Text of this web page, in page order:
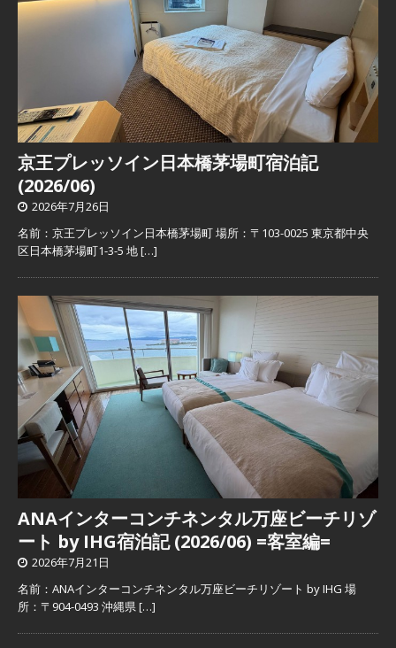
京王プレッソイン日本橋茅場町宿泊記
(2026/06)
2026年7月26日
名前：京王プレッソイン日本橋茅場町 場所：〒103-0025 東京都中央
区日本橋茅場町1-3-5 地[…]
ANAインターコンチネンタル万座ビーチリゾ
ート by IHG宿泊記 (2026/06) =客室編=
2026年7月21日
名前：ANAインターコンチネンタル万座ビーチリゾート by IHG 場
所：〒904-0493 沖縄県[…]